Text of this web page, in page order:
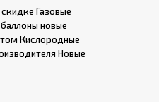
Газовые
новые
Кислородные
Новые